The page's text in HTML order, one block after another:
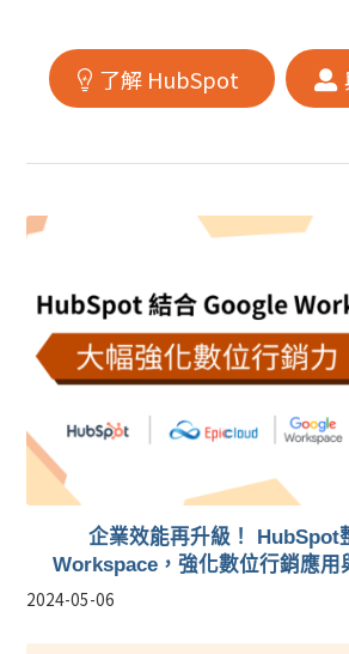
了解 HubSpot
企業效能再升級！ HubSpot
Workspace，強化數位行銷應用
2024-05-06